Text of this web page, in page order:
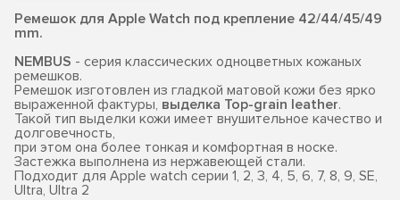
Ремешок для Apple Watch под крепление 42/44/45/49
mm.
NEMBUS - серия классических одноцветных кожаных
ремешков.
Ремешок изготовлен из гладкой матовой кожи без ярко
выраженной фактуры, выделка Top-grain leather.
Такой тип выделки кожи имеет внушительное качество и
долговечность,
при этом она более тонкая и комфортная в носке.
Застежка выполнена из нержавеющей стали.
Подходит для Apple watch серии 1, 2, 3, 4, 5, 6, 7, 8, 9, SE,
Ultra, Ultra 2